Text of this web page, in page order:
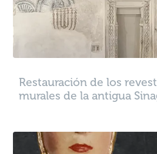
Restauración de los
murales de la antigua